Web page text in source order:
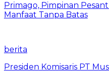
Primago, Pimpinan
Manfaat Tanpa Batas
berita
Presiden Komisaris PT